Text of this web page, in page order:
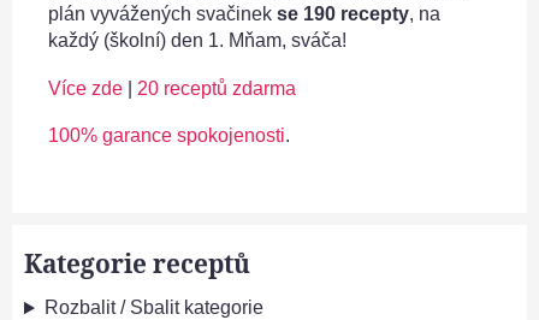
plán vyvážených svačinek se 190 recepty, na
každý (školní) den 1. Mňam, sváča!
Více zde 20 receptů zdarma
100% garance spokojenosti.
Kategorie receptů
Rozbalit / Sbalit kategorie